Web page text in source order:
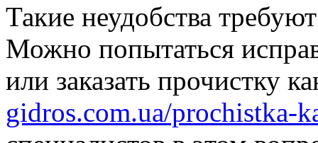
Такие неудобства
Можно попытаться
или заказать прочистку
gidros.com.ua/prochistka-